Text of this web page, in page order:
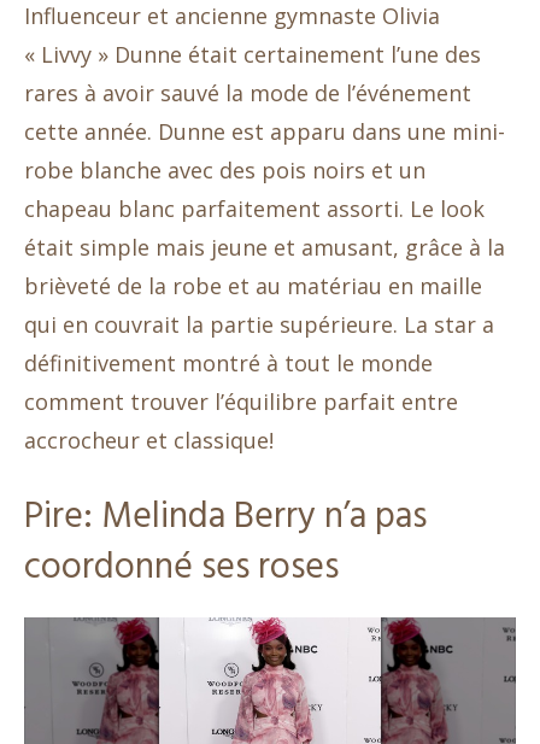
Influenceur et ancienne gymnaste Olivia
« Livvy » Dunne était certainement l’une des
rares à avoir sauvé la mode de l’événement
cette année. Dunne est apparu dans une mini-
robe blanche avec des pois noirs et un
chapeau blanc parfaitement assorti. Le look
était simple mais jeune et amusant, grâce à la
brièveté de la robe et au matériau en maille
qui en couvrait la partie supérieure. La star a
définitivement montré à tout le monde
comment trouver l’équilibre parfait entre
accrocheur et classique!
Pire: Melinda Berry n’a pas
coordonné ses roses